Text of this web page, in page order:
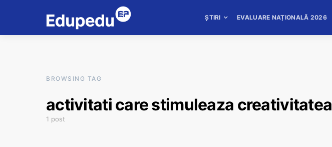
ȘTIRI EVALUARE NAȚIONALĂ 2026
BROWSING TAG
activitati care stimuleaza creativitatea
1 post